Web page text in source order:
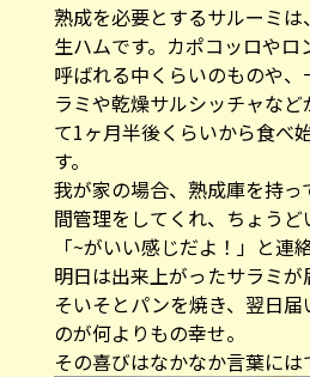
熟成を必要とするサルーミ
生ハムです。カポコッロやロ
呼ばれる中くらいのものや
ラミや乾燥サルシッチャなど
て1ヶ月半後くらいから食べ
す。
我が家の場合、熟成庫を持
間管理をしてくれ、ちょうど
「~がいい感じだよ！」と連
明日は出来上がったサラミ
そいそとパンを焼き、翌日
のが何よりもの幸せ。
その喜びはなかなか言葉には